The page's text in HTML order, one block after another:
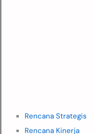
Rencana Strategis
Rencana Kinerja